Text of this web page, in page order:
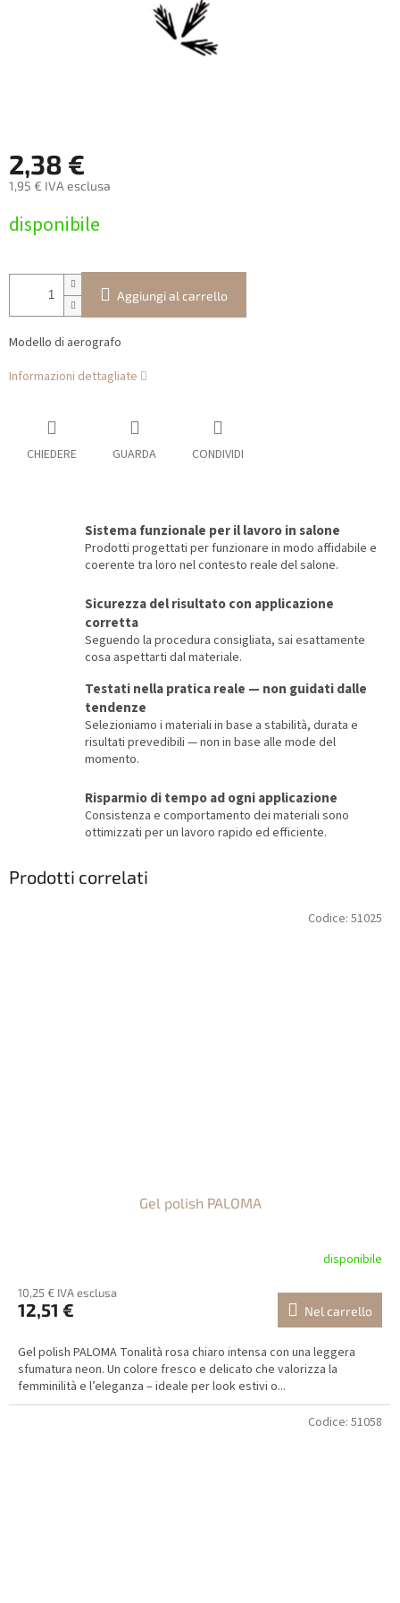
2,38 €
1,95 € IVA esclusa
della
disponibile
Aggiungi al carrello
Modello di aerografo
Informazioni dettagliate
CHIEDERE GUARDA CONDIVIDI
Sistema funzionale per il lavoro in salone
Prodotti progettati per funzionare in modo affidabile e
coerente tra loro nel contesto reale del salone.
Sicurezza del risultato con applicazione
corretta
Seguendo la procedura consigliata, sai esattamente
cosa aspettarti dal materiale.
Testati nella pratica reale — non guidati dalle
tendenze
Selezioniamo i materiali in base a stabilità, durata e
risultati prevedibili — non in base alle mode del
momento.
Risparmio di tempo ad ogni applicazione
Consistenza e comportamento dei materiali sono
ottimizzati per un lavoro rapido ed efficiente.
Prodotti correlati
Gel polish PALOMA
disponibile
10,25 € IVA esclusa
12,51 € Nel carrello
Gel polish PALOMA Tonalità rosa chiaro intensa con una leggera
sfumatura neon. Un colore fresco e delicato che valorizza la
femminilità e l’eleganza – ideale per look estivi o...
Codice: 51025
Codice: 51058